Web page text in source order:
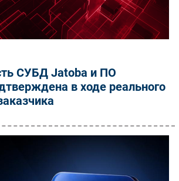
СУБД Jatoba и ПО
в ходе реального